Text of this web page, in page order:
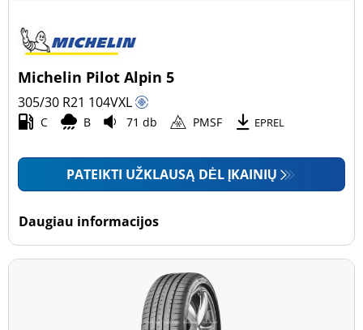
Michelin Pilot Alpin 5
305/30 R21 104VXL
C B 71 db PMSF EPREL
PATEIKTI UŽKLAUSĄ DĖL ĮKAINIŲ
Daugiau informacijos